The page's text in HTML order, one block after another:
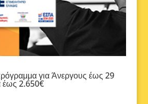
για Άνεργους έως 29
έως 2.650€